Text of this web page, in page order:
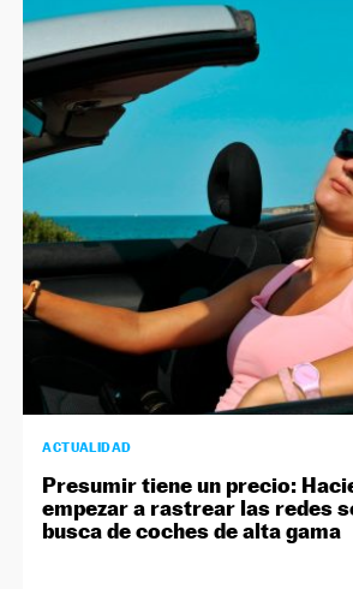
ACTUALIDAD
Presumir tiene un precio:
empezar a rastrear las redes
busca de coches de alta gama